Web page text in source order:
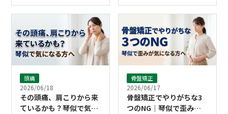
｜こころ整骨院 琴似院
えはじめた方へ｜こころ
頭痛
2026/06/18
その頭痛、肩こりから来
ているかも？琴似で気に
骨盤矯正
2026/06/17
骨盤矯正でやりがちな3
つのNG｜琴似で歪みが